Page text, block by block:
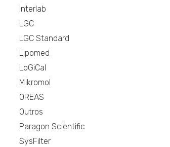
Interlab
LGC
LGC Standard
Lipomed
LoGiCal
Mikromol
OREAS
Outros
Paragon Scientific
SysFilter